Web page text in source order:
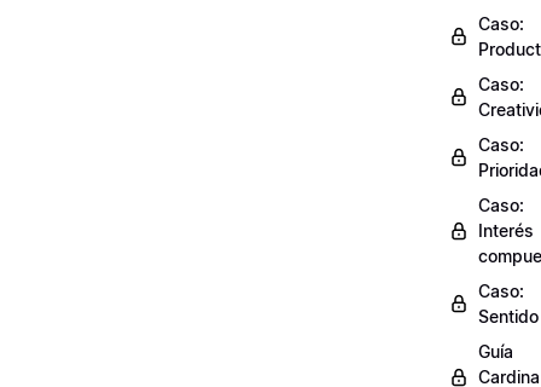
Caso:
Caso:
Caso:
Caso:
Interés
Caso:
Sentido
Guía